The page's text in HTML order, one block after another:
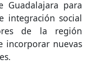
Guadalajara para
integración social
de la región
incorporar nuevas